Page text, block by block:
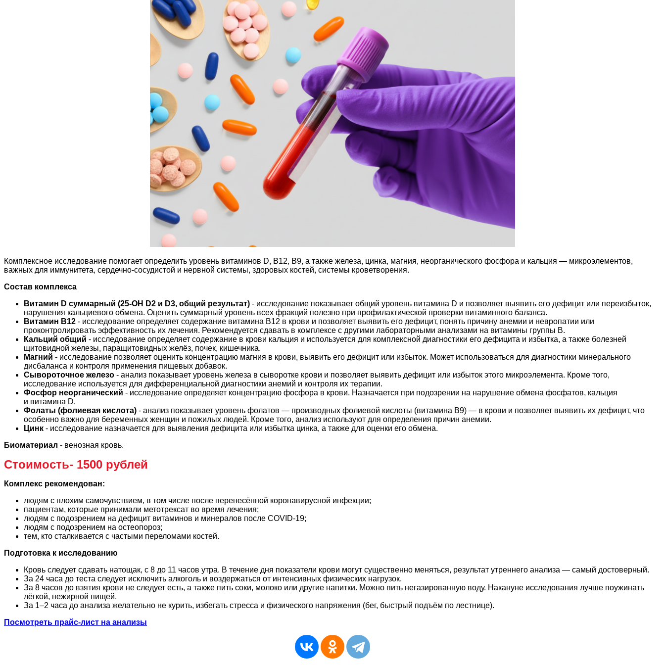
Комплексное исследование помогает определить уровень витаминов D, В12, В9, а также железа, цинка, магния, неорганического фосфора и кальция — микроэлементов,
важных для иммунитета, сердечно-сосудистой и нервной системы, здоровых костей, системы кроветворения.
Состав комплекса
Витамин D суммарный (25-OH D2 и D3, общий результат) - исследование показывает общий уровень витамина D и позволяет выявить его дефицит или переизбыток,
нарушения кальциевого обмена. Оценить суммарный уровень всех фракций полезно при профилактической проверки витаминного баланса.
Витамин B12 - исследование определяет содержание витамина В12 в крови и позволяет выявить его дефицит, понять причину анемии и невропатии или
проконтролировать эффективность их лечения. Рекомендуется сдавать в комплексе с другими лабораторными анализами на витамины группы В.
Кальций общий - исследование определяет содержание в крови кальция и используется для комплексной диагностики его дефицита и избытка, а также болезней
щитовидной железы, паращитовидных желёз, почек, кишечника.
Магний - исследование позволяет оценить концентрацию магния в крови, выявить его дефицит или избыток. Может использоваться для диагностики минерального
дисбаланса и контроля применения пищевых добавок.
Сывороточное железо - анализ показывает уровень железа в сыворотке крови и позволяет выявить дефицит или избыток этого микроэлемента. Кроме того,
исследование используется для дифференциальной диагностики анемий и контроля их терапии.
Фосфор неорганический - исследование определяет концентрацию фосфора в крови. Назначается при подозрении на нарушение обмена фосфатов, кальция
и витамина D.
Фолаты (фолиевая кислота) - анализ показывает уровень фолатов — производных фолиевой кислоты (витамина В9) — в крови и позволяет выявить их дефицит, что
особенно важно для беременных женщин и пожилых людей. Кроме того, анализ используют для определения причин анемии.
Цинк - исследование назначается для выявления дефицита или избытка цинка, а также для оценки его обмена.
Биоматериал - венозная кровь.
Стоимость- 1500 рублей
Комплекс рекомендован:
людям с плохим самочувствием, в том числе после перенесённой коронавирусной инфекции;
пациентам, которые принимали метотрексат во время лечения;
людям с подозрением на дефицит витаминов и минералов после COVID-19;
людям с подозрением на остеопороз;
тем, кто сталкивается с частыми переломами костей.
Подготовка к исследованию
Кровь следует сдавать натощак, с 8 до 11 часов утра. В течение дня показатели крови могут существенно меняться, результат утреннего анализа — самый достоверный.
За 24 часа до теста следует исключить алкоголь и воздержаться от интенсивных физических нагрузок.
За 8 часов до взятия крови не следует есть, а также пить соки, молоко или другие напитки. Можно пить негазированную воду. Накануне исследования лучше поужинать
лёгкой, нежирной пищей.
За 1–2 часа до анализа желательно не курить, избегать стресса и физического напряжения (бег, быстрый подъём по лестнице).
Посмотреть прайс-лист на анализы